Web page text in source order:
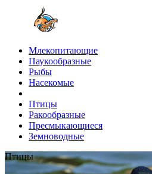
Млекопитающие
Паукообразные
Рыбы
Насекомые
Птицы
Ракообразные
Пресмыкающиеся
Земноводные
Птицы